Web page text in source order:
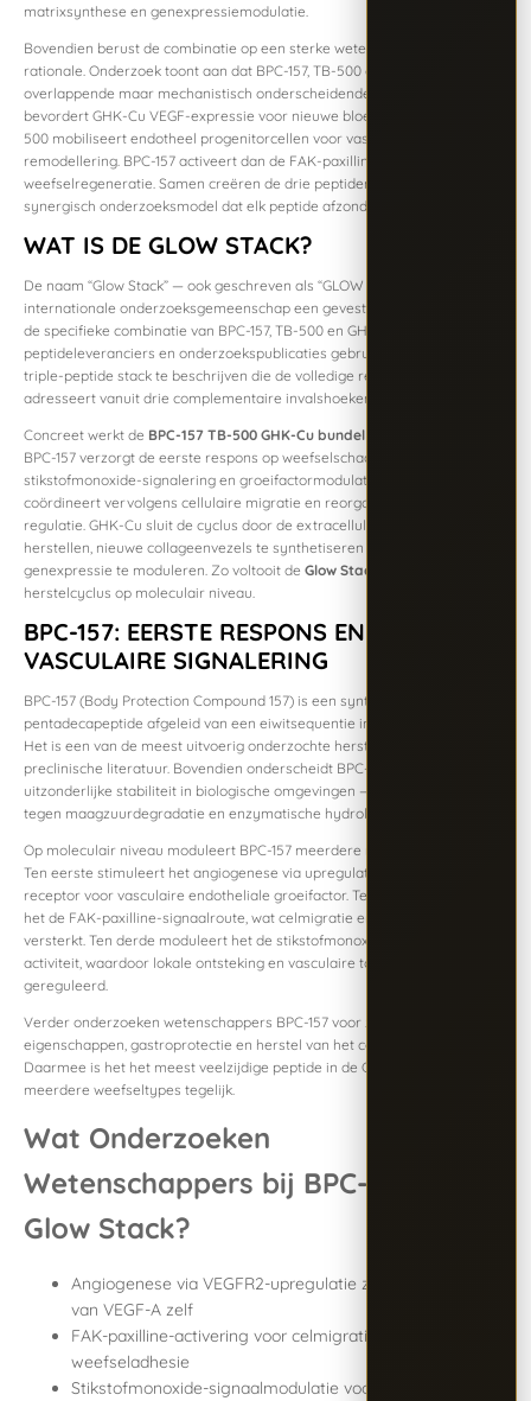
matrixsynthese en genexpressie­modulatie.
Bovendien berust de combinatie op een sterke wetenschappelijke
rationale. Onderzoek toont aan dat BPC-157, TB-500 en GHK-Cu
overlappende maar mechanistisch onderscheidende routes activeren. Zo
bevordert GHK-Cu VEGF-expressie voor nieuwe bloedvatvorming. TB-
500 mobiliseert endotheel­ progenitorcellen voor vasculaire
remodellering. BPC-157 activeert dan de FAK-paxilline-route voor
weefselregeneratie. Samen creëren de drie peptiden daardoor een
synergisch onderzoeksmodel dat elk peptide afzonderlijk niet kan bieden.
WAT IS DE GLOW STACK?
De naam “Glow Stack” — ook geschreven als “GLOW blend” — is in de
internationale onderzoeksgemeenschap een gevestigde aanduiding voor
de specifieke combinatie van BPC-157, TB-500 en GHK-Cu. Meerdere
peptide­leveranciers en onderzoeks­publicaties gebruiken de naam om de
triple-peptide stack te beschrijven die de volledige regeneratiecascade
adresseert vanuit drie complementaire invalshoeken.
Concreet werkt de BPC-157 TB-500 GHK-Cu bundel
BPC-157 verzorgt de eerste respons op weefselschade via
stikstofmonoxide-signalering en groeifactormodulatie. TB-500
coördineert vervolgens cellulaire migratie en reorganisatie via actine­
regulatie. GHK-Cu sluit de cyclus door de extracellulaire matrix te
herstellen, nieuwe collageenvezels te synthetiseren en de onderliggende
genexpressie te moduleren. Zo voltooit de Glow Stack
herstelcyclus op moleculair niveau.
BPC-157: EERSTE RESPONS EN
VASCULAIRE SIGNALERING
BPC-157 (Body Protection Compound 157) is een synthetisch
pentadecapeptide afgeleid van een eiwitsequentie in menselijk maagsap.
Het is een van de meest uitvoerig onderzochte herstelpeptiden in de
preclinische literatuur. Bovendien onderscheidt BPC-157 zich door zijn
uitzonderlijke stabiliteit in biologische omgevingen — het is resistent
tegen maagzuurdegradatie en enzymatische hydrolyse.
Op moleculair niveau moduleert BPC-157 meerdere routes tegelijkertijd.
Ten eerste stimuleert het angiogenese via upregulatie van VEGFR2 — de
receptor voor vasculaire endotheliale groeifactor. Ten tweede activeert
het de FAK-paxilline-signaalroute, wat celmigratie en weefseladhesie
versterkt. Ten derde moduleert het de stikstofmonoxide-synthase-
activiteit, waardoor lokale ontsteking en vasculaire tonus worden
gereguleerd.
Verder onderzoeken wetenschappers BPC-157 voor zijn neuroprotectieve
eigenschappen, gastroprotectie en herstel van het centrale zenuwstelsel.
Daarmee is het het meest veelzijdige peptide in de Glow Stack — actief in
meerdere weefseltypes tegelijk.
Wat Onderzoeken
Wetenschappers bij BPC-157 in de
Glow Stack?
Angiogenese via VEGFR2-upregulatie zonder verhoging
van VEGF-A zelf
FAK-paxilline-activering voor celmigratie en
weefseladhesie
Stikstofmonoxide-signaalmodulatie voor vasculaire tonus